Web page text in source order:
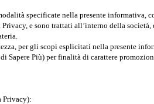
specificate nella presente
e sono trattati all’interno della
per gli scopi esplicitati nella presente
Sapere Più) per finalità di carattere
Privacy):